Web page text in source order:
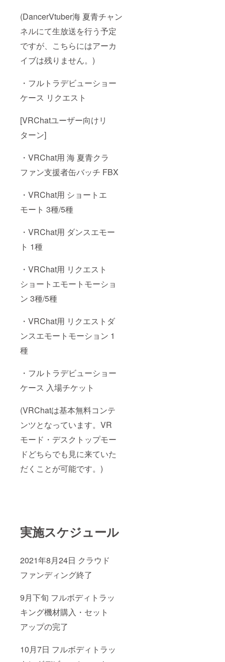
(DancerVtuber海 夏青チャン
ネルにて生放送を行う予定
ですが、こちらにはアーカ
イブは残りません。)
・フルトラデビューショー
ケース リクエスト
[VRChatユーザー向けリ
ターン]
・VRChat用 海 夏青クラ
ファン支援者缶バッチ FBX
・VRChat用 ショートエ
モート 3種/5種
・VRChat用 ダンスエモー
ト 1種
・VRChat用 リクエスト
ショートエモートモーショ
ン 3種/5種
・VRChat用 リクエストダ
ンスエモートモーション 1
種
・フルトラデビューショー
ケース 入場チケット
(VRChatは基本無料コンテ
ンツとなっています。VR
モード・デスクトップモー
ドどちらでも見に来ていた
だくことが可能です。)
実施スケジュール
2021年8月24日 クラウド
ファンディング終了
9月下旬 フルボディトラッ
キング機材購入・セット
アップの完了
10月7日 フルボディトラッ